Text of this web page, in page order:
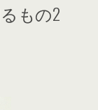
もの2